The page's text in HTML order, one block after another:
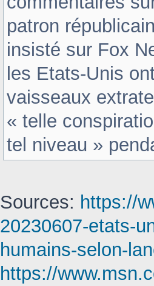
patron
insisté sur Fox
les Etats-Unis
vaisseaux
« telle
tel niveau »
Sources: https://
20230607-etats-
humains-selon-
https://